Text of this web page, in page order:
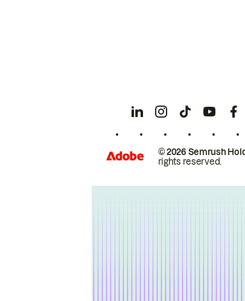
© 2026 Semrush
rights reserved.